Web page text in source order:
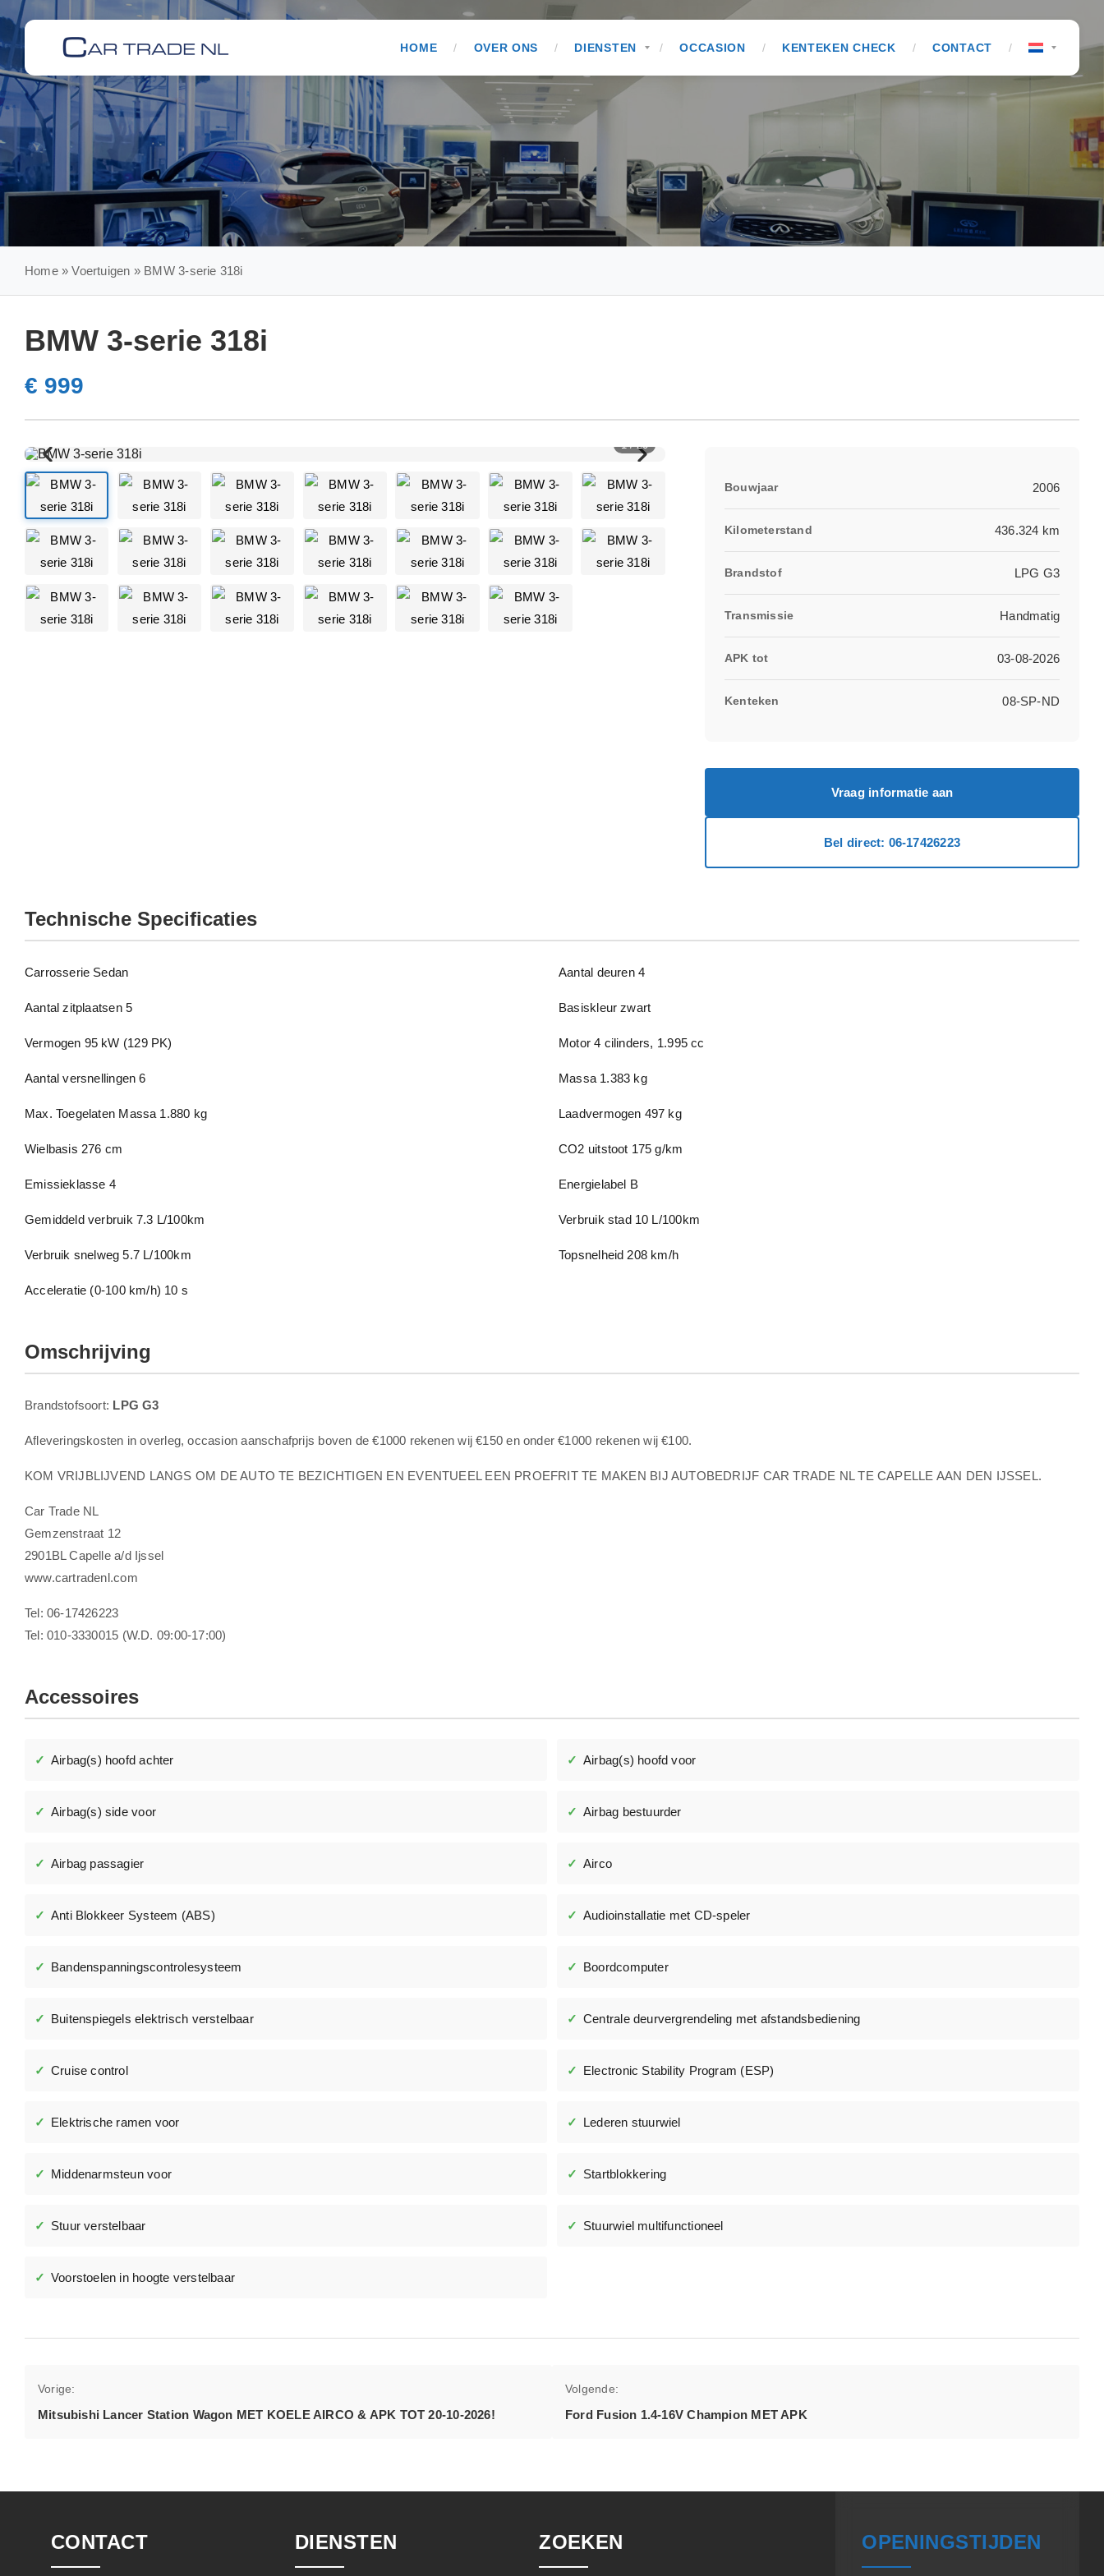
Skip
HOME OVER ONS DIENSTEN OCCASION KENTEKEN CHECK CONTACT
Home»Voertuigen » BMW 3-serie 318i
BMW 3-serie 318i
€ 999
1 / 20
Bouwjaar 2006
Kilometerstand 436.324 km
Brandstof LPG G3
Transmissie Handmatig
APK tot 03-08-2026
Kenteken 08-SP-ND
Vraag informatie aan
Bel direct: 06-17426223
Technische Specificaties
Carrosserie Sedan Aantal deuren 4
Aantal zitplaatsen 5 Basiskleur zwart
Vermogen 95 kW (129 PK) Motor 4 cilinders, 1.995 cc
Aantal versnellingen 6 Massa 1.383 kg
Max. Toegelaten Massa 1.880 kg Laadvermogen 497 kg
Wielbasis 276 cm CO2 uitstoot 175 g/km
Emissieklasse 4 Energielabel B
Gemiddeld verbruik 7.3 L/100km Verbruik stad 10 L/100km
Verbruik snelweg 5.7 L/100km Topsnelheid 208 km/h
Acceleratie (0-100 km/h) 10 s
Omschrijving
Brandstofsoort: LPG G3
Afleveringskosten in overleg, occasion aanschafprijs boven de €1000 rekenen wij €150 en onder €1000 rekenen wij €100.
KOM VRIJBLIJVEND LANGS OM DE AUTO TE BEZICHTIGEN EN EVENTUEEL EEN PROEFRIT TE MAKEN BIJ AUTOBEDRIJF CAR TRADE NL TE CAPELLE AAN DEN IJSSEL.
Car Trade NL
Gemzenstraat 12
2901BL Capelle a/d Ijssel
www.cartradenl.com
Tel: 06-17426223
Tel: 010-3330015 (W.D. 09:00-17:00)
Accessoires
Airbag(s) hoofd achter Airbag(s) hoofd voor
Airbag(s) side voor Airbag bestuurder
Airbag passagier Airco
Anti Blokkeer Systeem (ABS) Audioinstallatie met CD-speler
Bandenspanningscontrolesysteem Boordcomputer
Buitenspiegels elektrisch verstelbaar Centrale deurvergrendeling met afstandsbediening
Cruise control Electronic Stability Program (ESP)
Elektrische ramen voor Lederen stuurwiel
Middenarmsteun voor Startblokkering
Stuur verstelbaar Stuurwiel multifunctioneel
Voorstoelen in hoogte verstelbaar
navigatie
Vorige:
Mitsubishi Lancer Station Wagon MET KOELE AIRCO & APK TOT 20-10-2026!
Volgende:
Ford Fusion 1.4-16V Champion MET APK
CONTACT DIENSTEN ZOEKEN OPENINGSTIJDEN